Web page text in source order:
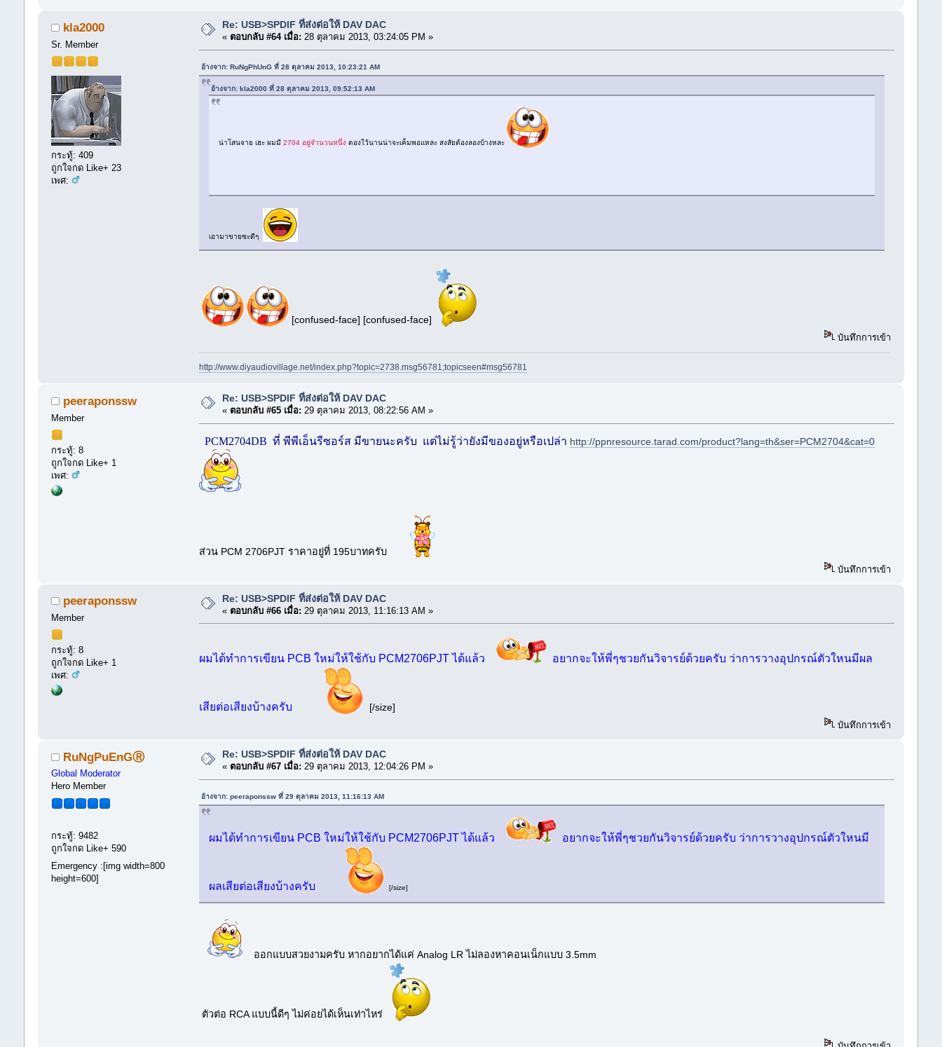
kla2000
Sr. Member
กระทู้: 409
ถูกใจกด Like+ 23
เพศ:
Re: USB>SPDIF ที่ส่งต่อให้ DAV DAC
« ตอบกลับ #64 เมื่อ: 28 ตุลาคม 2013, 03:24:05 PM »
อ้างจาก: RuNgPhUnG ที่ 28 ตุลาคม 2013, 10:23:21 AM
อ้างจาก: kla2000 ที่ 28 ตุลาคม 2013, 09:52:13 AM
น่าโสนจาย เฮะ ผมมี 2704 อยู่จำนวนหนึ่ง ดองใว้นานน่าจะเค็มพอแหละ สงสัยต้องลองบ้างหละ
เอามาขายซะดีๆ
[confused-face] [confused-face]
บันทึกการเข้า
http://www.diyaudiovillage.net/index.php?topic=2738.msg56781;topicseen#msg56781
peeraponssw
Member
กระทู้: 8
ถูกใจกด Like+ 1
เพศ:
Re: USB>SPDIF ที่ส่งต่อให้ DAV DAC
« ตอบกลับ #65 เมื่อ: 29 ตุลาคม 2013, 08:22:56 AM »
PCM2704DB ที่ พีพีเอ็นรีซอร์ส มีขายนะครับ แต่ไม่รู้ว่ายังมีของอยู่หรือเปล่า http://ppnresource.tarad.com/product?lang=th&ser=PCM2704&cat=0
ส่วน PCM 2706PJT ราคาอยู่ที่ 195บาทครับ
บันทึกการเข้า
peeraponssw
Member
กระทู้: 8
ถูกใจกด Like+ 1
เพศ:
Re: USB>SPDIF ที่ส่งต่อให้ DAV DAC
« ตอบกลับ #66 เมื่อ: 29 ตุลาคม 2013, 11:16:13 AM »
ผมได้ทำการเขียน PCB ใหม่ให้ใช้กับ PCM2706PJT ได้แล้ว อยากจะให้พี่ๆชวยกันวิจารย์ด้วยครับ ว่าการวางอุปกรณ์ตัวใหนมีผล
เสียต่อเสียงบ้างครับ [/size]
บันทึกการเข้า
RuNgPuEnGⓇ
Global Moderator
Hero Member
กระทู้: 9482
ถูกใจกด Like+ 590
Emergency :[img width=800
height=600]
Re: USB>SPDIF ที่ส่งต่อให้ DAV DAC
« ตอบกลับ #67 เมื่อ: 29 ตุลาคม 2013, 12:04:26 PM »
อ้างจาก: peeraponssw ที่ 29 ตุลาคม 2013, 11:16:13 AM
ผมได้ทำการเขียน PCB ใหม่ให้ใช้กับ PCM2706PJT ได้แล้ว อยากจะให้พี่ๆชวยกันวิจารย์ด้วยครับ ว่าการวางอุปกรณ์ตัวใหนมี
ผลเสียต่อเสียงบ้างครับ [/size]
ออกแบบสวยงามครับ หากอยากได้แค่ Analog LR ไม่ลองหาคอนเน็กแบบ 3.5mm
ตัวต่อ RCA แบบนี้ดีๆ ไม่ค่อยได้เห็นเท่าไหร่